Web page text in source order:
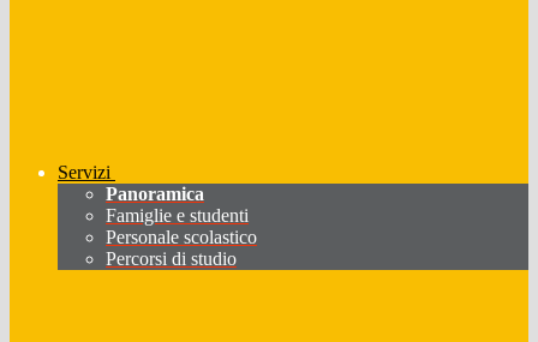
Servizi
Panoramica
Famiglie e studenti
Personale scolastico
Percorsi di studio